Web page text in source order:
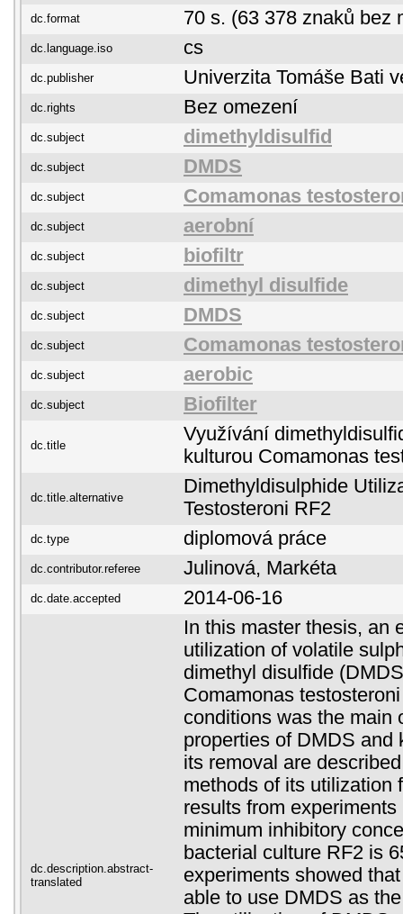
dc.format 70 s. (63 378 znaků bez
dc.language.iso cs
dc.publisher Univerzita Tomáše Bati
dc.rights Bez omezení
dc.subject dimethyldisulfid
dc.subject DMDS
dc.subject Comamonas
dc.subject aerobní
dc.subject biofiltr
dc.subject dimethyl disulfide
dc.subject DMDS
dc.subject Comamonas
dc.subject aerobic
dc.subject Biofilter
dc.title
Využívání
kulturou Comamonas
dc.title.alternative
Dimethyldisulphide
Testosteroni RF2
dc.type diplomová práce
dc.contributor.referee Julinová, Markéta
dc.date.accepted 2014-06-16
dc.description.abstract-
translated
In this master thesis, an
utilization of volatile
dimethyl disulfide
Comamonas
conditions was the main
properties of DMDS and
its removal are
methods of its utilization
results from
minimum inhibitory
bacterial culture RF2 is
experiments showed
able to use DMDS as